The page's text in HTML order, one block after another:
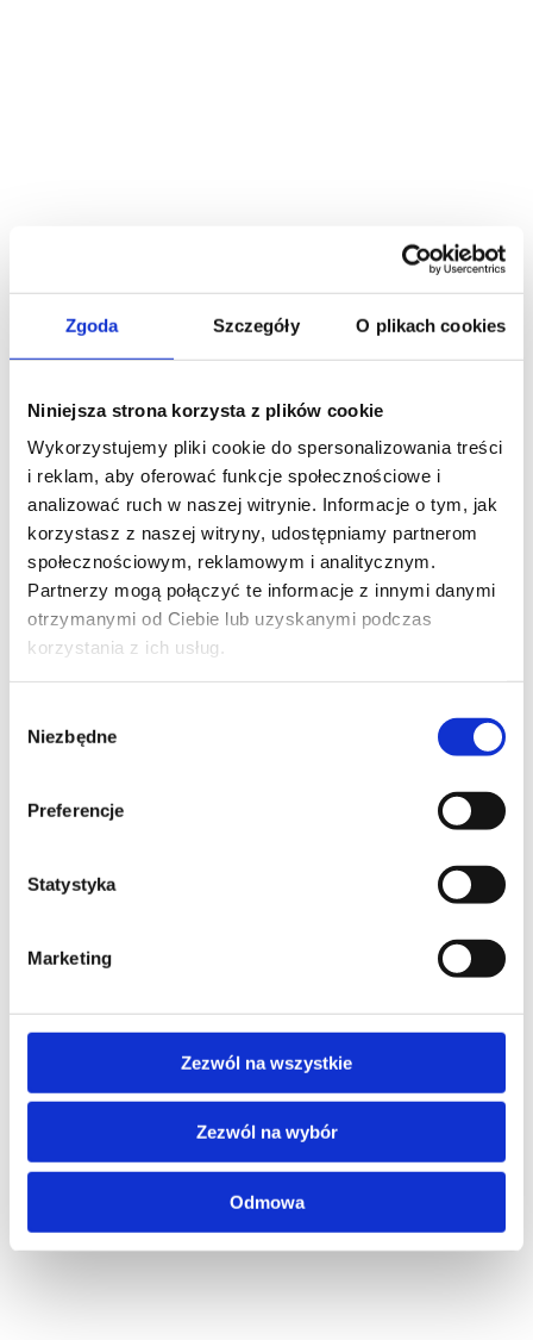
Zgoda Szczegóły O plikach cookies
Niniejsza strona korzysta z plików cookie
Wykorzystujemy pliki cookie do spersonalizowania treści
i reklam, aby oferować funkcje społecznościowe i
analizować ruch w naszej witrynie. Informacje o tym, jak
korzystasz z naszej witryny, udostępniamy partnerom
społecznościowym, reklamowym i analitycznym.
Partnerzy mogą połączyć te informacje z innymi danymi
otrzymanymi od Ciebie lub uzyskanymi podczas
korzystania z ich usług.
zgody
Niezbędne
Preferencje
Statystyka
Marketing
Zezwól na wszystkie
Zezwól na wybór
Odmowa